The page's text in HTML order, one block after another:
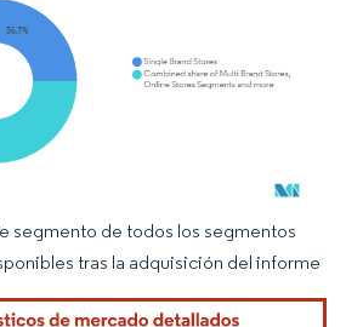
El uso requiere atribución según CC BY 4.0.
segmento de todos los segmentos
tras la adquisición del informe